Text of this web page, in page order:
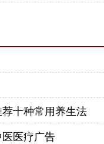
十种常用养生法
医疗广告